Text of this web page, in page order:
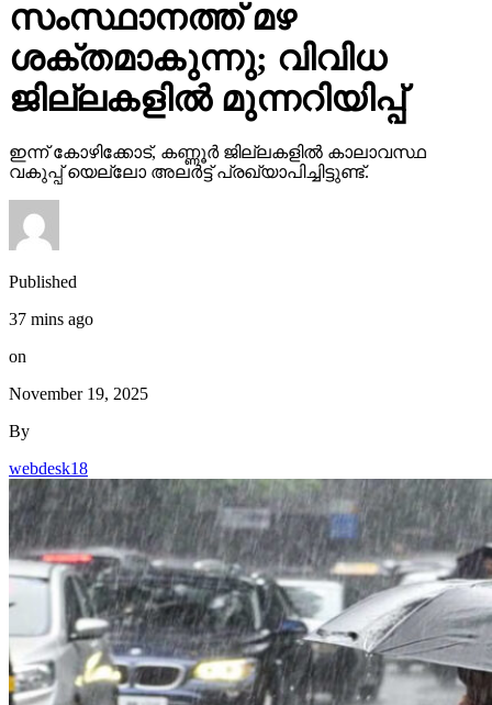
സംസ്ഥാനത്ത് മഴ
ശക്തമാകുന്നു; വിവിധ
ജില്ലകളില്‍ മുന്നറിയിപ്പ്
ഇന്ന് കോഴിക്കോട്, കണ്ണൂര്‍ ജില്ലകളില്‍ കാലാവസ്ഥ
വകുപ്പ് യെല്ലോ അലര്‍ട്ട് പ്രഖ്യാപിച്ചിട്ടുണ്ട്.
Published
37 mins ago
on
November 19, 2025
By
webdesk18